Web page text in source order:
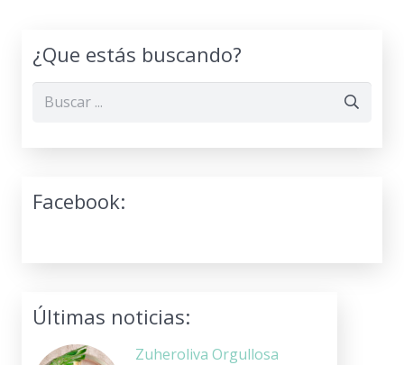
¿Que estás buscando?
Facebook:
Últimas noticias:
Zuheroliva Orgullosa